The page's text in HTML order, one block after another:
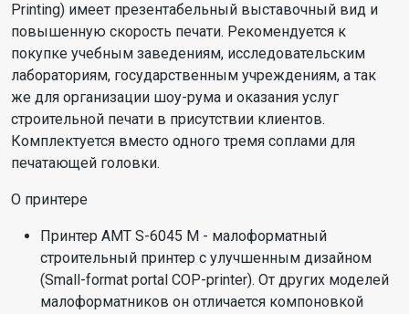
Printing) имеет презентабельный выставочный вид и
повышенную скорость печати. Рекомендуется к
покупке учебным заведениям, исследовательским
лабораториям, государственным учреждениям, а так
же для организации шоу-рума и оказания услуг
строительной печати в присутствии клиентов.
Комплектуется вместо одного тремя соплами для
печатающей головки.
О принтере
Принтер АМТ S-6045 М - малоформатный
строительный принтер с улучшенным дизайном
(Small-format portal COP-printer). От других моделей
малоформатников он отличается компоновкой